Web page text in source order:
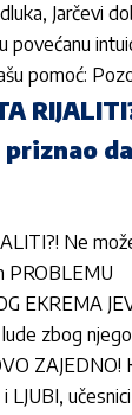
Jarčevi
povećanu
pomoć:
priznao
Ne
PROBLEMU
EKREMA
zbog
ZAJEDNO!
LJUBI,